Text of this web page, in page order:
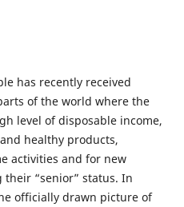
has recently received
of the world where the
level of disposable income,
healthy products,
activities and for new
“senior” status. In
officially drawn picture of